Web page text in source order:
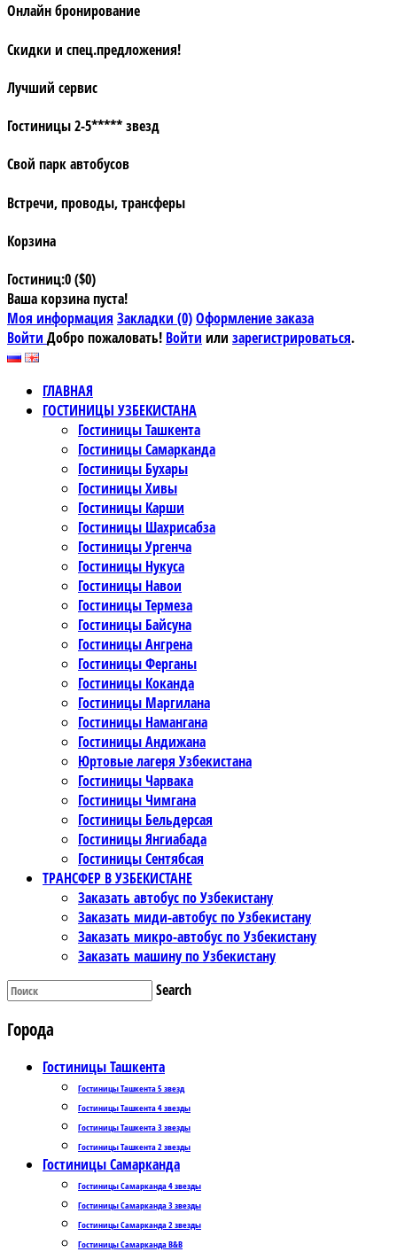
Онлайн бронирование
Скидки и спец.предложения!
Лучший сервис
Гостиницы 2-5***** звезд
Свой парк автобусов
Встречи, проводы, трансферы
Корзина
Гостиниц:0 ($0)
Ваша корзина пуста!
Моя информация Закладки (0)Оформление заказа
Войти Добро пожаловать! Войти или зарегистрироваться.
ГЛАВНАЯ
ГОСТИНИЦЫ УЗБЕКИСТАНА
Гостиницы Ташкента
Гостиницы Самарканда
Гостиницы Бухары
Гостиницы Хивы
Гостиницы Карши
Гостиницы Шахрисабза
Гостиницы Ургенча
Гостиницы Нукуса
Гостиницы Навои
Гостиницы Термеза
Гостиницы Байсуна
Гостиницы Ангрена
Гостиницы Ферганы
Гостиницы Коканда
Гостиницы Маргилана
Гостиницы Намангана
Гостиницы Андижана
Юртовые лагеря Узбекистана
Гостиницы Чарвака
Гостиницы Чимгана
Гостиницы Бельдерсая
Гостиницы Янгиабада
Гостиницы Сентябсая
ТРАНСФЕР В УЗБЕКИСТАНЕ
Заказать автобус по Узбекистану
Заказать миди-автобус по Узбекистану
Заказать микро-автобус по Узбекистану
Заказать машину по Узбекистану
Search
Города
Гостиницы Ташкента
Гостиницы Ташкента 5 звезд
Гостиницы Ташкента 4 звезды
Гостиницы Ташкента 3 звезды
Гостиницы Ташкента 2 звезды
Гостиницы Самарканда
Гостиницы Самарканда 4 звезды
Гостиницы Самарканда 3 звезды
Гостиницы Самарканда 2 звезды
Гостиницы Самарканда B&B